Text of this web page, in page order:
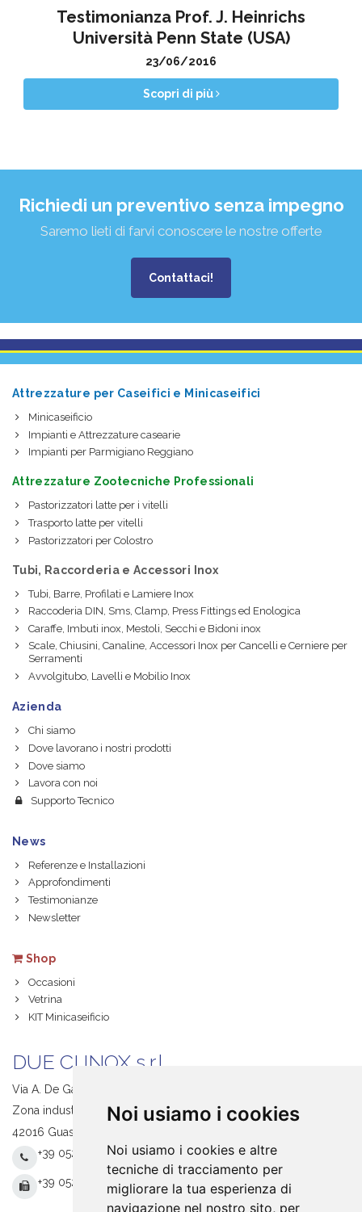
Noi usiamo i cookies
Noi usiamo i cookies e altre
tecniche di tracciamento per
migliorare la tua esperienza di
navigazione nel nostro sito, per
Testimonianza Prof. J. Heinrichs
Università Penn State (USA)
23/06/2016
Scopri di più
Richiedi un preventivo senza impegno
Saremo lieti di farvi conoscere le nostre offerte
Contattaci!
Attrezzature per Caseifici e Minicaseifici
Minicaseificio
Impianti e Attrezzature casearie
Impianti per Parmigiano Reggiano
Attrezzature Zootecniche Professionali
Pastorizzatori latte per i vitelli
Trasporto latte per vitelli
Pastorizzatori per Colostro
Tubi, Raccorderia e Accessori Inox
Tubi, Barre, Profilati e Lamiere Inox
Raccoderia DIN, Sms, Clamp, Press Fittings ed Enologica
Caraffe, Imbuti inox, Mestoli, Secchi e Bidoni inox
Scale, Chiusini, Canaline, Accessori Inox per Cancelli e Cerniere per
Serramenti
Avvolgitubo, Lavelli e Mobilio Inox
Azienda
Chi siamo
Dove lavorano i nostri prodotti
Dove siamo
Lavora con noi
Supporto Tecnico
News
Referenze e Installazioni
Approfondimenti
Testimonianze
Newsletter
Shop
Occasioni
Vetrina
KIT Minicaseificio
DUE CI INOX s.r.l.
Via A. De Gasperi, 1
Zona industriale S. Giacomo
42016 Guastalla (RE) Italy
+39 0522 831205
+39 0522 831093